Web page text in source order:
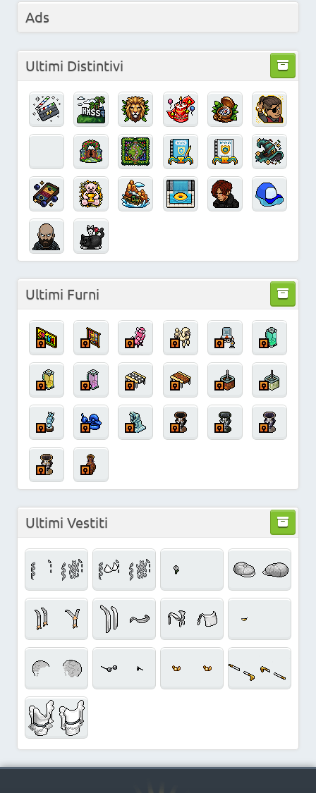
Ads
Ultimi Distintivi
Ultimi Furni
Ultimi Vestiti